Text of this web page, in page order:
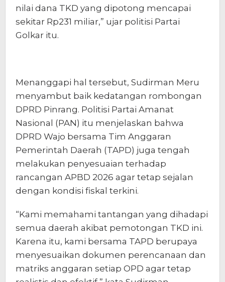
nilai dana TKD yang dipotong mencapai
sekitar Rp231 miliar,” ujar politisi Partai
Golkar itu.
Menanggapi hal tersebut, Sudirman Meru
menyambut baik kedatangan rombongan
DPRD Pinrang. Politisi Partai Amanat
Nasional (PAN) itu menjelaskan bahwa
DPRD Wajo bersama Tim Anggaran
Pemerintah Daerah (TAPD) juga tengah
melakukan penyesuaian terhadap
rancangan APBD 2026 agar tetap sejalan
dengan kondisi fiskal terkini.
“Kami memahami tantangan yang dihadapi
semua daerah akibat pemotongan TKD ini.
Karena itu, kami bersama TAPD berupaya
menyesuaikan dokumen perencanaan dan
matriks anggaran setiap OPD agar tetap